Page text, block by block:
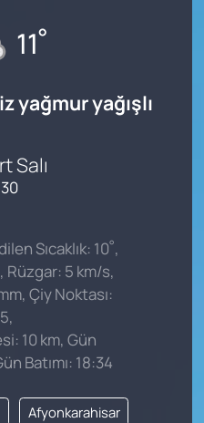
11°
yağmur yağışlı
Salı
Sıcaklık: 10°,
Rüzgar: 5 km/s,
Çiy Noktası:
10 km, Gün
Batımı: 18:34
Afyonkarahisar